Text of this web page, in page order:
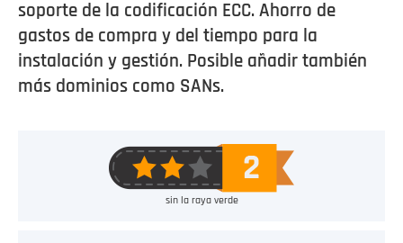
soporte de la codificación ECC. Ahorro de
gastos de compra y del tiempo para la
instalación y gestión. Posible añadir también
más dominios como SANs.
sin la raya verde